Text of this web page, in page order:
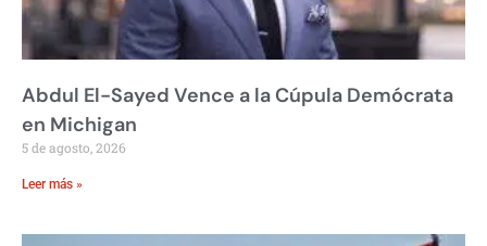
Abdul El-Sayed Vence a la Cúpula Demócrata
en Michigan
5 de agosto, 2026
Leer más »